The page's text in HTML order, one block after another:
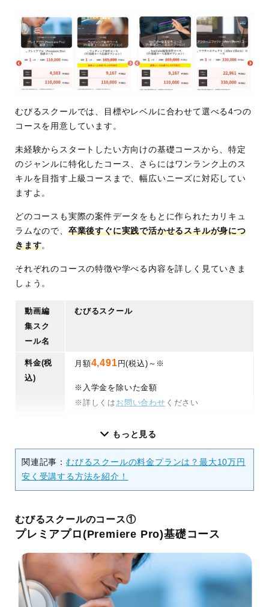
むびるスクールでは、目標やレベルに合わせて選べる4つの
コースを用意しています。
未経験からスタートしたい方向けの基礎コースから、特定
のジャンルに特化したコース、さらにはワンランク上のス
キルを目指す上級コースまで、幅広いニーズに対応してい
ますよ。
どのコースも実際の案件データをもとに作られたカリキュ
ラムなので、 卒業後すぐに実践で活かせるスキルが身につ
きます。
それぞれのコースの特徴や学べる内容を詳しく見ていきま
しょう。
動画編
集スク
ール名
むびるスクール
料金(税
込)
月額4,491 円(税込)～※
※入学金を除いた金額
※詳しくは お問い合わせ ください
学習期
間
プレミアプロ(Premiere Pro)基礎コー
ス：1か月
加オプション)：1か月
YouTube編集案件コース(Pr基礎コース追
加オプション)：1か月
アフターエフェクト(After Effects)コー
ス：3ヶ月
講座時 オンライン研修：毎週1回(2時間/回・全1
もっと見る
関連記事： むびるスクールの料金プランは？最大10万円
安く受講する方法を紹介！
むびるスクールのコース①
プレミアプロ(Premiere Pro)基礎コース